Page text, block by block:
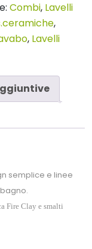
Combi, Lavelli
,
, Lavelli
semplice e linee
Fire Clay e smalti